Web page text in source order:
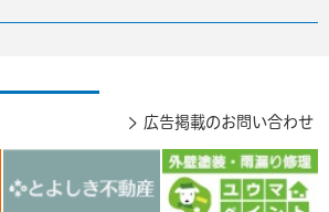
広告掲載のお問い合わせ